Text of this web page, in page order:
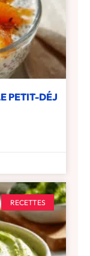
PETIT-DÉJ
RECETTES